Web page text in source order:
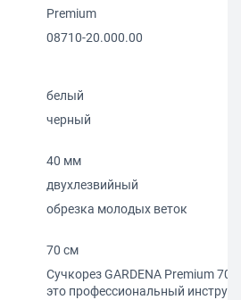
Premium
08710-20.000.00
белый
черный
40 мм
двухлезвийный
обрезка молодых веток
70 см
Сучкорез GARDENA Premium 700
это профессиональный